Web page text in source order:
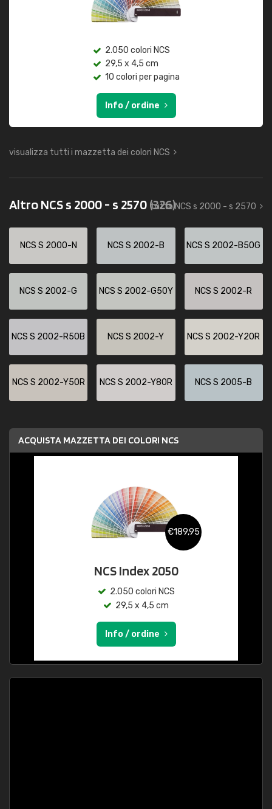
2.050 colori NCS
29,5 x 4,5 cm
10 colori per pagina
Info / ordine
visualizza tutti i mazzetta dei colori NCS
Altro NCS s 2000 - s 2570(326)
tutto NCS s 2000 - s 2570
NCS S 2000-N NCS S 2002-B NCS S 2002-B50G
NCS S 2002-G NCS S 2002-G50Y NCS S 2002-R
NCS S 2002-R50B NCS S 2002-Y NCS S 2002-Y20R
NCS S 2002-Y50R NCS S 2002-Y80R NCS S 2005-B
ACQUISTA MAZZETTA DEI COLORI NCS
€189,95
NCS Index 2050
2.050 colori NCS
29,5 x 4,5 cm
Info / ordine